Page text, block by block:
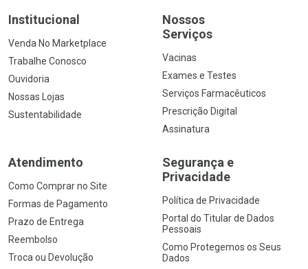
Institucional
Venda No Marketplace
Trabalhe Conosco
Ouvidoria
Nossas Lojas
Sustentabilidade
Nossos
Serviços
Vacinas
Exames e Testes
Serviços Farmacêuticos
Prescrição Digital
Assinatura
Atendimento
Como Comprar no Site
Formas de Pagamento
Prazo de Entrega
Reembolso
Troca ou Devolução
Segurança e
Privacidade
Política de Privacidade
Portal do Titular de Dados
Pessoais
Como Protegemos os Seus
Dados